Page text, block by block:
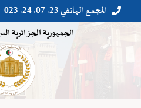

 المجمع الهاتفي 23. 07. 24. 023
الجمهورية الجزائرية